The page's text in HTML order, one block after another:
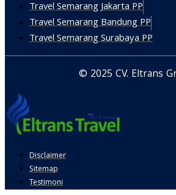
Travel Semarang Jakarta PP
Travel Semarang Bandung PP
Travel Semarang Surabaya PP
© 2025 CV. Eltrans
Disclaimer
Sitemap
Testimoni